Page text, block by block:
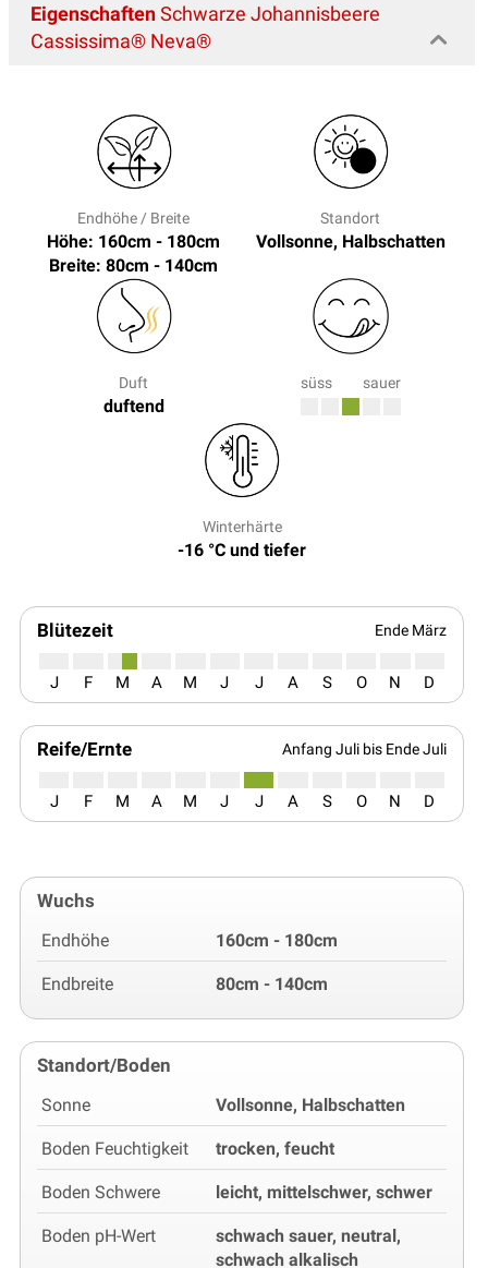
EigenschaftenSchwarze Johannisbeere
Cassissima® Neva®
Endhöhe / Breite
Höhe: 160cm - 180cm
Breite: 80cm - 140cm
Standort
Vollsonne, Halbschatten
Duft
duftend
süss sauer
Winterhärte
-16 °C und tiefer
Blütezeit Ende März
J F M A M J J A S O N D
Reife/Ernte Anfang Juli bis Ende Juli
J F M A M J J A S O N D
Wuchs
Endhöhe 160cm - 180cm
Endbreite 80cm - 140cm
Standort/Boden
Sonne Vollsonne, Halbschatten
Boden Feuchtigkeit trocken, feucht
Boden Schwere leicht, mittelschwer, schwer
Boden pH-Wert
schwach sauer, neutral,
schwach alkalisch